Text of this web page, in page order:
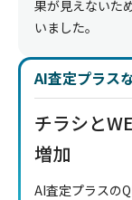
果が見えないた
いました。
AI査定プラス
チラシと
増加
AI査定プラスの